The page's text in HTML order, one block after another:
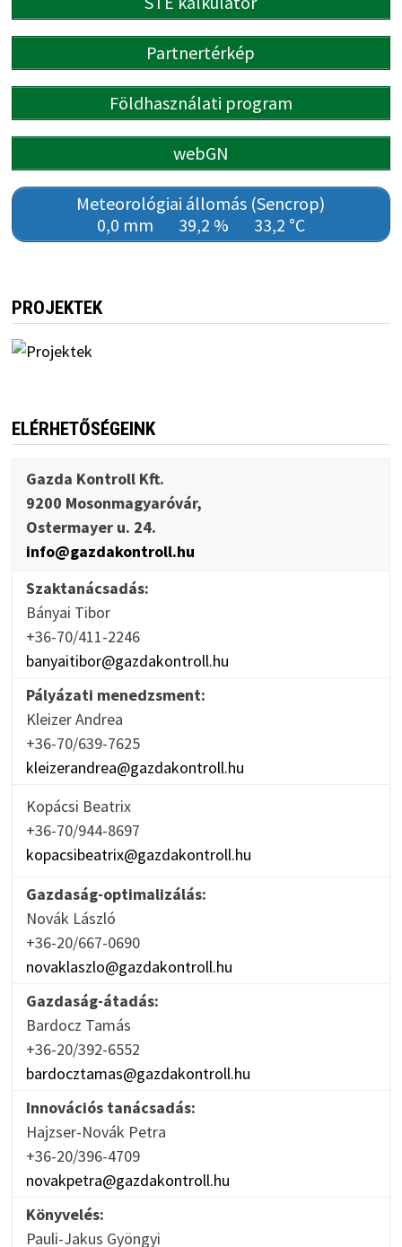
Partnertérkép
Földhasználati program
webGN
Meteorológiai állomás (Sencrop)
0,0 mm
39,2 % 33,2 °C
PROJEKTEK
ELÉRHETŐSÉGEINK
Gazda Kontroll Kft.
9200 Mosonmagyaróvár,
Ostermayer u. 24.
info@gazdakontroll.hu
Szaktanácsadás:
Bányai Tibor
+36-70/411-2246
banyaitibor@gazdakontroll.hu
Pályázati menedzsment:
Kleizer Andrea
+36-70/639-7625
kleizerandrea@gazdakontroll.hu
Kopácsi Beatrix
+36-70/944-8697
kopacsibeatrix@gazdakontroll.hu
Gazdaság-optimalizálás:
Novák László
+36-20/667-0690
novaklaszlo@gazdakontroll.hu
Gazdaság-átadás:
Bardocz Tamás
+36-20/392-6552
bardocztamas@gazdakontroll.hu
Innovációs tanácsadás:
Hajzser-Novák Petra
+36-20/396-4709
novakpetra@gazdakontroll.hu
Könyvelés:
Pauli-Jakus Gyöngyi